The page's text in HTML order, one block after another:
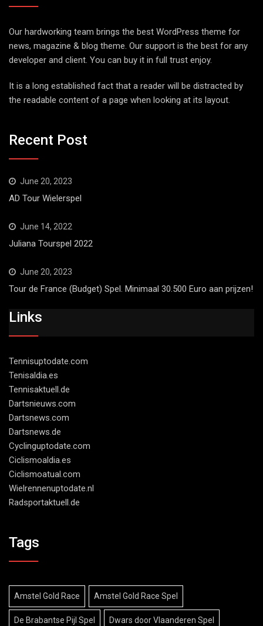
Our hardworking team brings the best WordPress theme for
news, magazine & blog theme. Our support is the best for any
developer and client. You can buy it in full trust enjoy.
It is a long established fact that a reader will be distracted by
the readable content of a page when looking at its layout.
Recent Post
June 20, 2023
AD Tour Wielerspel
June 14, 2022
Juliana Tourspel 2022
June 20, 2023
Tour de France (Budget) Spel. Minimaal 30.500 Euro aan prijzen!
Links
Tennisuptodate.com
Tenisaldia.es
Tennisaktuell.de
Dartsnieuws.com
Dartsnews.com
Dartsnews.de
Cyclinguptodate.com
Ciclismoaldia.es
Ciclismoatual.com
Wielrennenuptodate.nl
Radsportaktuell.de
Tags
Amstel Gold Race Amstel Gold Race Spel
De Brabantse Pijl Spel Dwars door Vlaanderen Spel